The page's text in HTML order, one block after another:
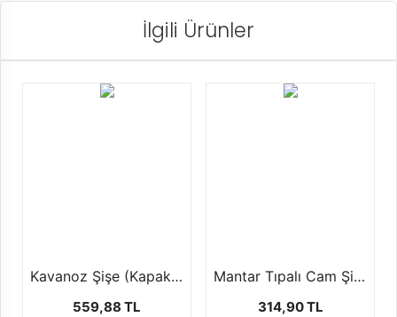
İlgili Ürünler
Kavanoz Şişe (Kapaklı)
559,88 TL
Mantar Tıpalı Cam Şişe (50'li Paketlerde)
314,90 TL